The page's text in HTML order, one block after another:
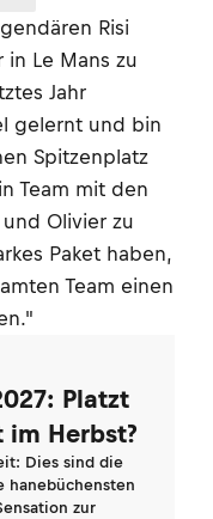
Risi
Le Mans zu
Jahr
gelernt und bin
Spitzenplatz
Team mit den
Olivier zu
Paket haben,
Team einen
Platzt
im Herbst?
Dies sind die
hanebüchensten
zur